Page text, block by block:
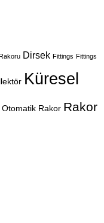
Dirsek Fittings Fittings
Küresel
Otomatik Rakor Rakor